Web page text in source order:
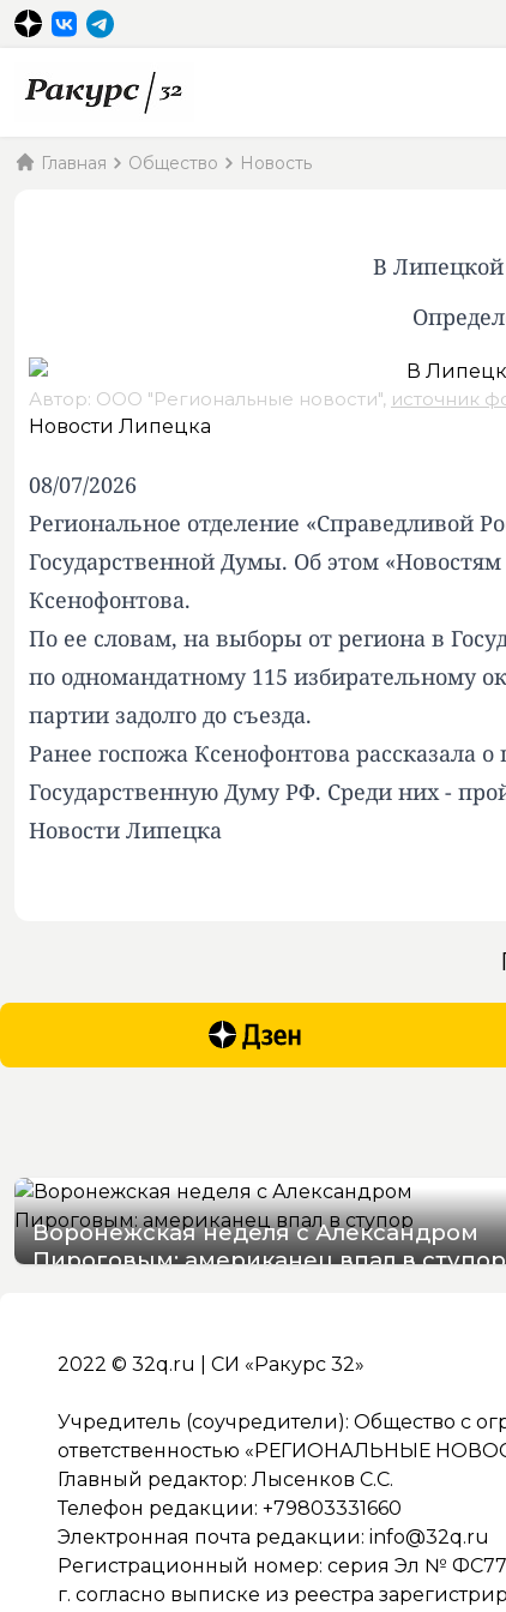
Главная Общество Новость
В Липецкой
Автор: ООО "Региональные новости", источник
Новости Липецка
08/07/2026
Региональное отделение «Справедливой
Государственной Думы. Об этом
Ксенофонтова.
По ее словам, на выборы от региона в
по одномандатному 115 избирательному
партии задолго до съезда.
Ранее госпожа Ксенофонтова рассказала о
Государственную Думу РФ. Среди них -
Новости Липецка
Воронежская неделя с Александром
Пироговым: американец впал в ступор
2022 © 32q.ru | СИ «Ракурс 32»
Учредитель (соучредители): Общество с
ответственностью «РЕГИОНАЛЬНЫЕ
Главный редактор: Лысенков С.С.
Телефон редакции: +79803331660
Электронная почта редакции: info@32q.ru
Регистрационный номер: серия Эл № ФС77-
г. согласно выписке из реестра